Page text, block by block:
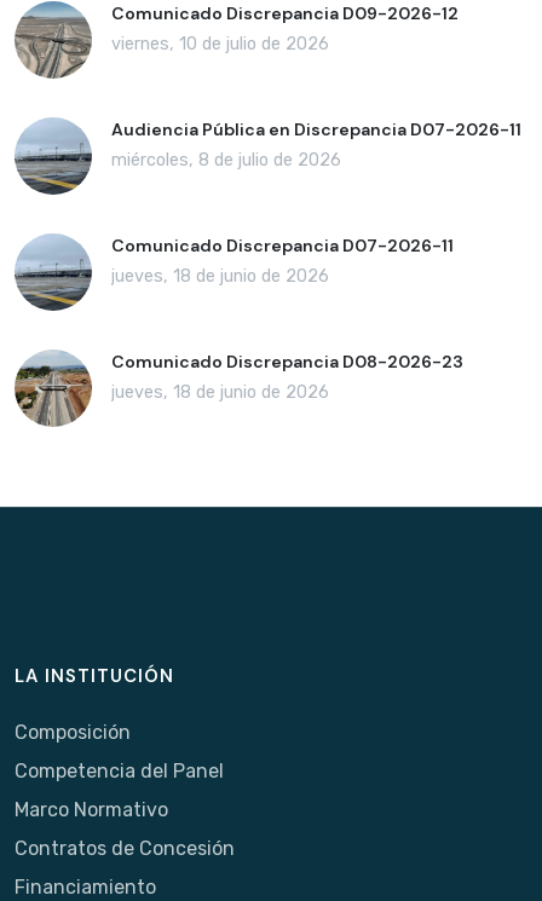
Comunicado Discrepancia D09-2026-12
viernes, 10 de julio de 2026
Audiencia Pública en Discrepancia D07-2026-11
miércoles, 8 de julio de 2026
Comunicado Discrepancia D07-2026-11
jueves, 18 de junio de 2026
Comunicado Discrepancia D08-2026-23
jueves, 18 de junio de 2026
LA INSTITUCIÓN
Composición
Competencia del Panel
Marco Normativo
Contratos de Concesión
Financiamiento